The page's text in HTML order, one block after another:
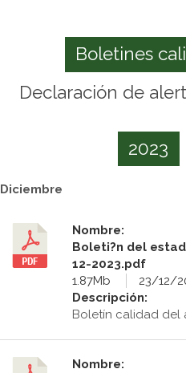
Boletines
Declaración de
2023
Diciembre
Nombre:
Boleti?n del
12-2023.pdf
1.87Mb
23/12/
Descripción:
Boletín calidad del
Nombre: